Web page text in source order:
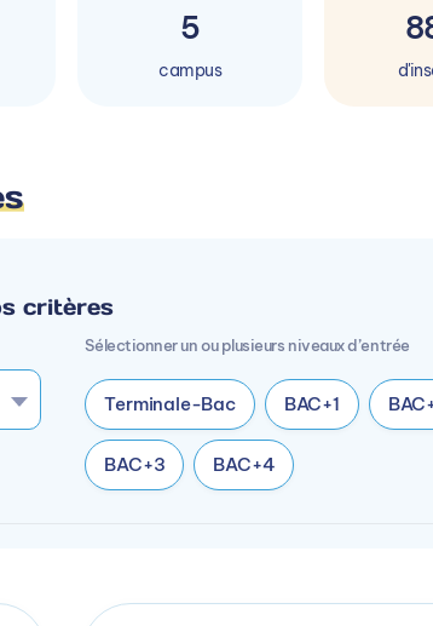
5
campus
critères
Sélectionner un ou plusieurs niveaux d’entrée
Terminale-Bac BAC+1
BAC+3 BAC+4